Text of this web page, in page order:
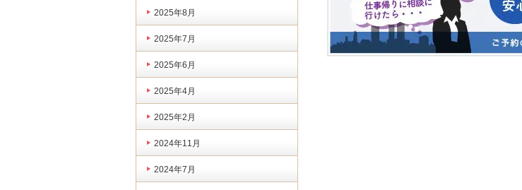
2025年8月
2025年7月
2025年6月
2025年4月
2025年2月
2024年11月
2024年7月